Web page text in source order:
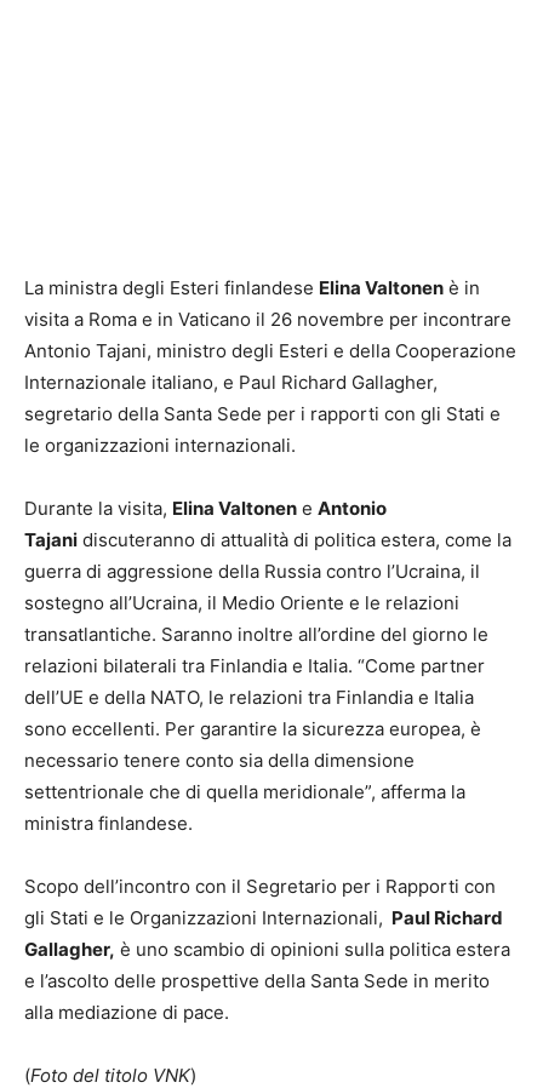
La ministra degli Esteri finlandese Elina Valtonen è in
visita a Roma e in Vaticano il 26 novembre per incontrare
Antonio Tajani, ministro degli Esteri e della Cooperazione
Internazionale italiano, e Paul Richard Gallagher,
segretario della Santa Sede per i rapporti con gli Stati e
le organizzazioni internazionali.
Durante la visita, Elina Valtonen e Antonio
Tajani discuteranno di attualità di politica estera, come la
guerra di aggressione della Russia contro l’Ucraina, il
sostegno all’Ucraina, il Medio Oriente e le relazioni
transatlantiche. Saranno inoltre all’ordine del giorno le
relazioni bilaterali tra Finlandia e Italia. “Come partner
dell’UE e della NATO, le relazioni tra Finlandia e Italia
sono eccellenti. Per garantire la sicurezza europea, è
necessario tenere conto sia della dimensione
settentrionale che di quella meridionale”, afferma la
ministra finlandese.
Scopo dell’incontro con il Segretario per i Rapporti con
gli Stati e le Organizzazioni Internazionali, Paul Richard
Gallagher, è uno scambio di opinioni sulla politica estera
e l’ascolto delle prospettive della Santa Sede in merito
alla mediazione di pace.
(Foto del titolo VNK)